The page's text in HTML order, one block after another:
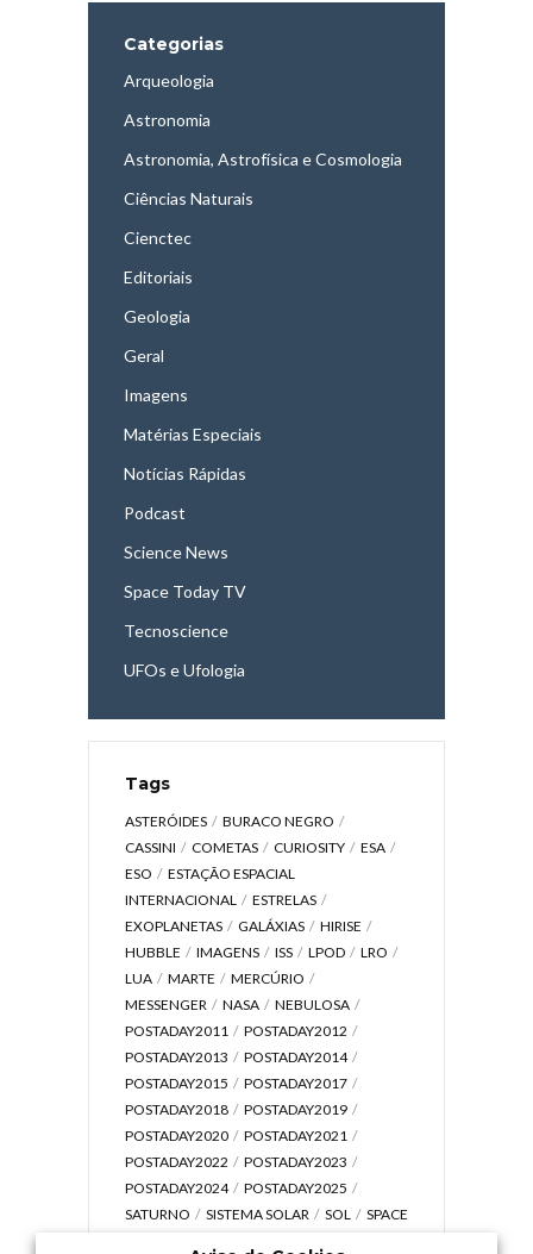
Categorias
Arqueologia
Astronomia
Astronomia, Astrofísica e Cosmologia
Ciências Naturais
Cienctec
Editoriais
Geologia
Geral
Imagens
Matérias Especiais
Notícias Rápidas
Podcast
Science News
Space Today TV
Tecnoscience
UFOs e Ufologia
Tags
ASTERÓIDES
BURACO NEGRO
CASSINI
COMETAS CURIOSITY
ESA
ESO
ESTAÇÃO ESPACIAL
INTERNACIONAL
ESTRELAS
EXOPLANETAS
GALÁXIAS
HIRISE
HUBBLE
IMAGENS ISS LPOD
LRO
LUA
MARTE
MERCÚRIO
MESSENGER
NASA
NEBULOSA
POSTADAY2011
POSTADAY2012
POSTADAY2013
POSTADAY2014
POSTADAY2015
POSTADAY2017
POSTADAY2018
POSTADAY2019
POSTADAY2020
POSTADAY2021
POSTADAY2022
POSTADAY2023
POSTADAY2024
POSTADAY2025
SATURNO
SISTEMA SOLAR SOL
SPACE